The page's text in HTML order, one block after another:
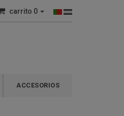
carrito 0
ACCESORIOS